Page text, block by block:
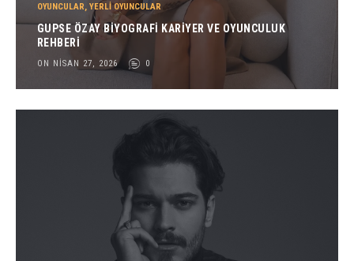
OYUNCULAR, YERLI OYUNCULAR
GUPSE ÖZAY BIYOGRAFI KARIYER VE OYUNCULUK
REHBERI
ON NISAN 27, 2026 0